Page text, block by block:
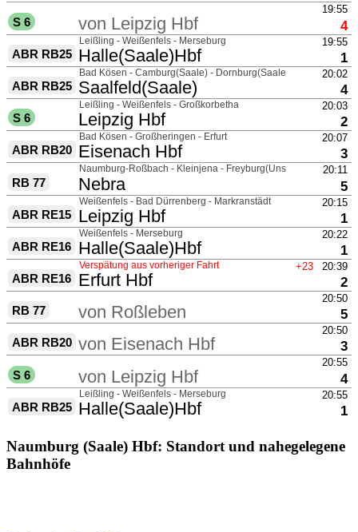
Naumburg (Saale) Hbf: Standort und nahegelegene
Bahnhöfe